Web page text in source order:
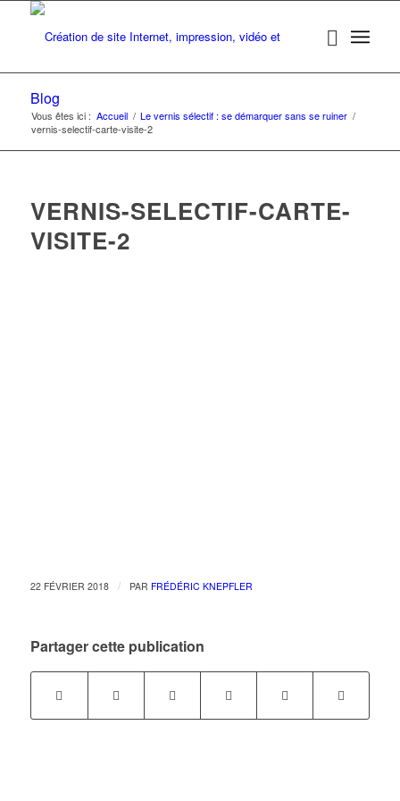
Blog
Vous êtes ici : Accueil / Le vernis sélectif : se démarquer sans se ruiner /
vernis-selectif-carte-visite-2
VERNIS-SELECTIF-CARTE-
VISITE-2
22 FÉVRIER 2018 / PAR FRÉDÉRIC KNEPFLER
Partager cette publication